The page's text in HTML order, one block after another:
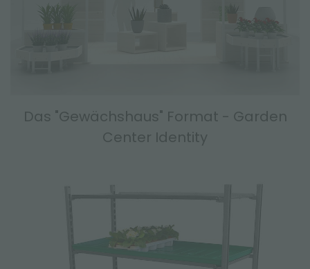
Das "Gewächshaus" Format - Garden
Center Identity